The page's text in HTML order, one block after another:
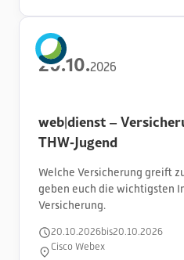
20.10.2026
web|dienst –
THW‑Jugend
Welche Versicherung greift
geben euch die wichtigsten
Versicherung.
20.10.2026bis20.10.2026
Cisco Webex